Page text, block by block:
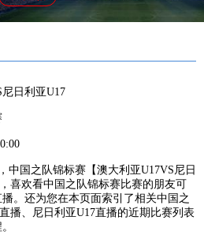
日利亚U17
中国之队锦标赛【澳大利亚U17VS尼日
喜欢看中国之队锦标赛比赛的朋友可
。还为您在本页面索引了相关中国之
播、尼日利亚U17直播的近期比赛列表